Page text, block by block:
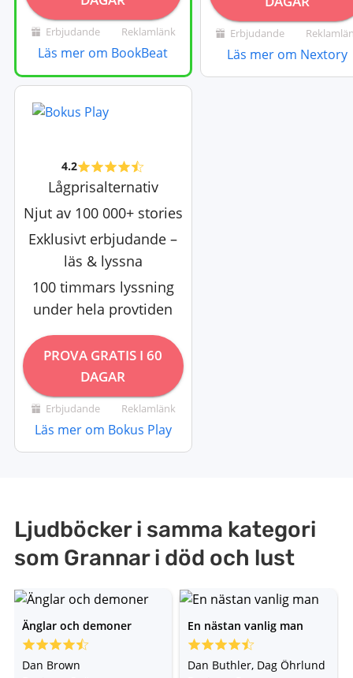
Erbjudande
Läs mer om Nextory
Erbjudande Reklamlänk
Läs mer om BookBeat
4.2
Lågprisalternativ
Njut av 100 000+ stories
Exklusivt erbjudande –
läs & lyssna
100 timmars lyssning
under hela provtiden
PROVA GRATIS I 60
DAGAR
Erbjudande Reklamlänk
Läs mer om Bokus Play
Ljudböcker i samma kategori
som Grannar i död och lust
Änglar och demoner
Dan Brown
En nästan vanlig man
Dan Buthler, Dag Öhrlund